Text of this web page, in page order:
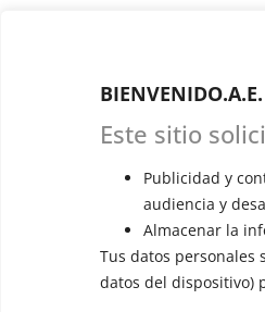
Este sitio
Publicidad y
audiencia y
Almacenar la
Tus datos personales
datos del dispositivo)